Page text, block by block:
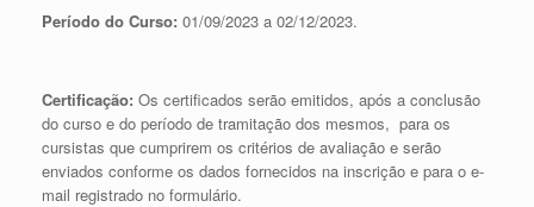
Período do Curso: 01/09/2023 a 02/12/2023.
Certificação: Os certificados serão emitidos, após a conclusão
do curso e do período de tramitação dos mesmos, para os
cursistas que cumprirem os critérios de avaliação e serão
enviados conforme os dados fornecidos na inscrição e para o e-
mail registrado no formulário.